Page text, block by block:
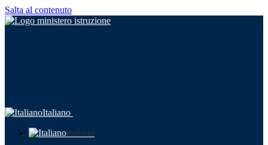
Salta al contenuto
Italiano
Italiano